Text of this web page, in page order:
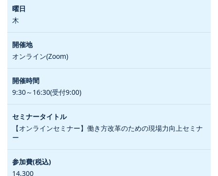
木
オンライン(Zoom)
9:30～16:30(受付9:00)
【オンラインセミナー】働き方改革のための現場力向上セミナ
ー
14,300